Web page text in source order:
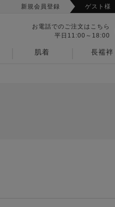
新規会員登録 ゲスト様
お電話でのご注文はこちら
平日11:00～18:00
肌着
長襦袢